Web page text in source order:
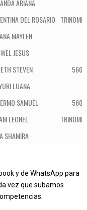
ARIANA
DEL ROSARIO
MAYLEN
JESUS
STEVEN
LUANA
SAMUEL
LEONEL
SHAMIRA
y de WhatsApp para
vez que subamos